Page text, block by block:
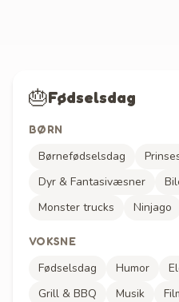
🎂Fødselsdag
BØRN
Børnefødselsdag
Dyr & Fantasivæsner
Monster trucks
Ninjago
VOKSNE
Fødselsdag Humor
Grill & BBQ
Musik